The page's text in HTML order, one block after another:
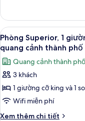
Privilege,
Phòng,
quang
cảnh
biển,
khu
vực
Xem
tất
cả
ảnh
Phòng
Superior,
1
giường
8
Phòng Superior, 1
quang cảnh thành phố
Quang cảnh thành phố
3 khách
1 giường cỡ king và 1
Wifi miễn phí
Xem thêm chi tiết
Chi